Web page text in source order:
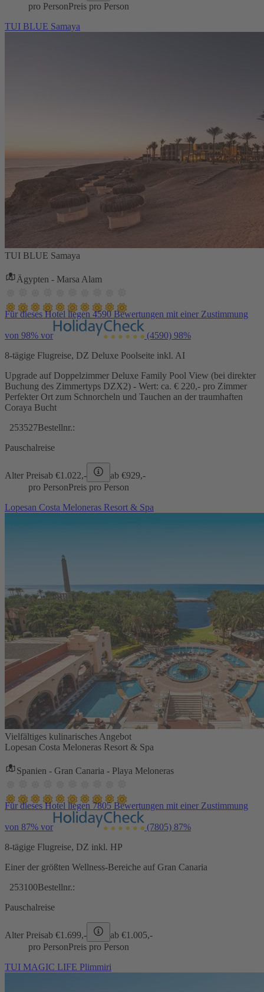
pro PersonPreis pro Person
TUI BLUE Samaya
TUI BLUE Samaya
Ägypten - Marsa Alam
Für dieses Hotel liegen 4590 Bewertungen mit einer Zustimmung
von 98% vor (4590) 98%
8-tägige Flugreise, DZ Deluxe Poolseite inkl. AI
Upgrade auf Doppelzimmer Deluxe Family Pool View (bei direkter
Buchung des Zimmertyps DZX2) - Wert: ca. € 220,- pro Zimmer
Perfekter Ort zum Schnorcheln und Tauchen an der traumhaften
Coraya Bucht
253527Bestellnr.:
Pauschalreise
Alter Preisab €1.022,- ab €929,-
pro PersonPreis pro Person
Lopesan Costa Meloneras Resort & Spa
Vielfältiges kulinarisches Angebot
Lopesan Costa Meloneras Resort & Spa
Spanien - Gran Canaria - Playa Meloneras
Für dieses Hotel liegen 7805 Bewertungen mit einer Zustimmung
von 87% vor (7805) 87%
8-tägige Flugreise, DZ inkl. HP
Einer der größten Wellness-Bereiche auf Gran Canaria
253100Bestellnr.:
Pauschalreise
Alter Preisab €1.699,- ab €1.005,-
pro PersonPreis pro Person
TUI MAGIC LIFE Plimmiri